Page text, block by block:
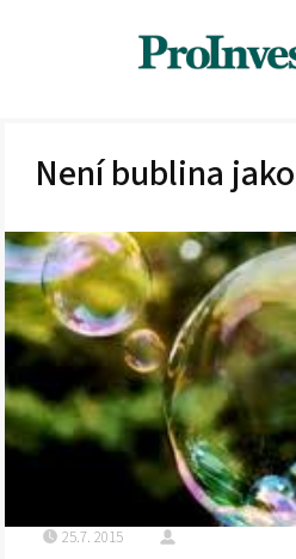
Není bublina
25.7. 2015